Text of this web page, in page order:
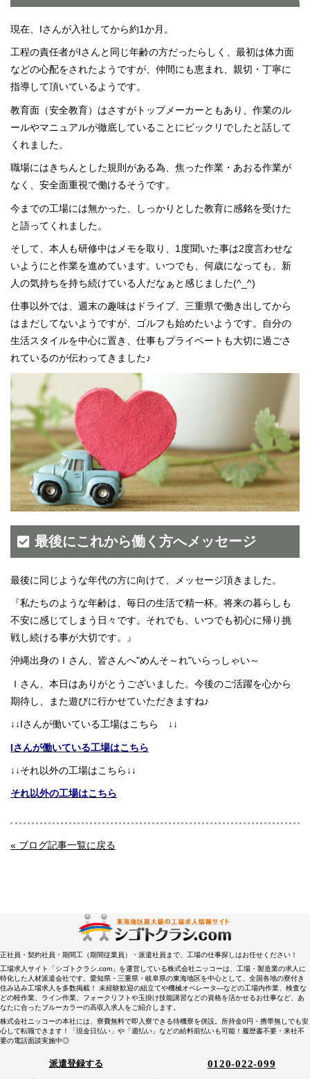
現在、Iさんが入社してから約1か月。
工程の責任者がIさんと同じ年齢の方だったらしく、最初は体力面
などの心配をされたようですが、仲間にも恵まれ、親切・丁寧に
指導して頂いているようです。
教育面（安全教育）はさすがトップメーカーともあり、作業のル
ールやマニュアルが徹底していることにビックリでしたと話して
くれました。
職場にはきちんとした規則がある為、焦った作業・あおる作業が
なく、安全面重視で働けるそうです。
今までの工場には無かった、しっかりとした教育に感銘を受けた
と語ってくれました。
そして、本人も研修中はメモを取り、1度聞いた事は2度言わせな
いようにと作業を進めています。いつでも、何歳になっても、新
人の気持ちを持ち続けている人だなぁと感じました(^_^)
仕事以外では、週末の趣味はドライブ、三重県で働き出してから
はまだしてないようですが、ゴルフも始めたいようです。自分の
生活スタイルを中心に置き、仕事もプライベートも大切に過ごさ
れているのが伝わってきました♪
最後にこれから働く方へメッセージ
最後に同じような年代の方に向けて、メッセージ頂きました。
『私たちのような年齢は、毎日の生活で精一杯。将来の暮らしも
不安に感じてしまう日々です。それでも、いつでも初心に帰り挑
戦し続ける事が大切です。』
沖縄出身のＩさん、皆さんへ"めんそ～れ"いらっしゃい～
Ｉさん、本日はありがとうございました。今後のご活躍を心から
期待し、また遊びに行かせていただきますね♪
↓↓Iさんが働いている工場はこちら ↓↓
Iさんが働いている工場はこちら
↓↓それ以外の工場はこちら↓↓
それ以外の工場はこちら
« ブログ記事一覧に戻る
正社員・契約社員・期間工（期間従業員）・派遣社員まで、工場の仕事探しはお任せください！
工場求人サイト「シゴトクラシ.com」を運営している株式会社ニッコーは、工場・製造業の求人に
特化した人材派遣会社です。愛知県・三重県・岐阜県の東海地区を中心として、全国各地の寮付き
住み込み工場求人を多数掲載！ 未経験歓迎の組立てや機械オペレータ―などの工場内作業、検査な
どの軽作業、ライン作業、フォークリフトや玉掛け技能講習などの資格を活かせるお仕事など、あ
なたに合ったブルーカラーの高収入求人をご紹介します。
株式会社ニッコーの本社には、寮費無料で即入寮できる待機寮を併設。所持金0円・携帯無しでも安
心して転職できます！「現金日払い」や「週払い」などの給料前払いも可能！履歴書不要・来社不
要の電話面談実施中◎
派遣登録する 0120-022-099